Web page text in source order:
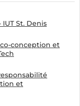
St. Denis
conception et
et